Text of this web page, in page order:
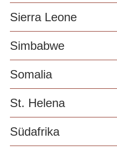
Sierra Leone
Simbabwe
Somalia
St. Helena
Südafrika